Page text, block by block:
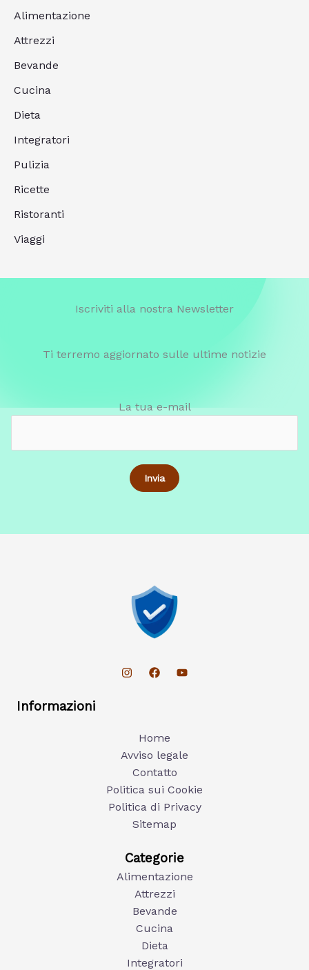
Alimentazione
Attrezzi
Bevande
Cucina
Dieta
Integratori
Pulizia
Ricette
Ristoranti
Viaggi
Iscriviti alla nostra Newsletter
Ti terremo aggiornato sulle ultime notizie
La tua e-mail
Informazioni
Home
Avviso legale
Contatto
Politica sui Cookie
Politica di Privacy
Sitemap
Categorie
Alimentazione
Attrezzi
Bevande
Cucina
Dieta
Integratori